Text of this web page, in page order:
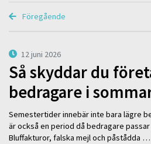
Föregående
12 juni 2026
Så skyddar du
bedragare i
Semestertider innebär inte bara lägre
är också en period då bedragare
Bluffakturor, falska mejl och påstådda …